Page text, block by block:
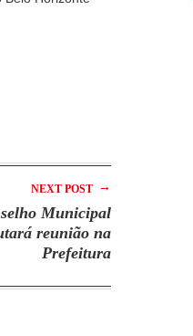
NEXT POST →
Municipal
reunião na
Prefeitura